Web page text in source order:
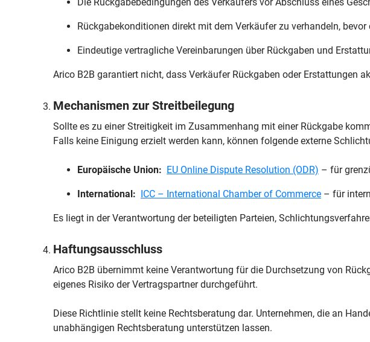
Rückgabekonditionen direkt mit dem Verkäufer zu verhandeln,
Eindeutige vertragliche Vereinbarungen über Rückgaben und
Arico B2B garantiert nicht, dass Verkäufer Rückgaben oder Erstattungen
Mechanismen zur Streitbeilegung
Sollte es zu einer Streitigkeit im Zusammenhang mit einer Rückgabe
Falls keine Einigung erzielt werden kann, können folgende externe
Europäische Union: EU Online Dispute Resolution (ODR) – für
International: ICC – International Chamber of Commerce – für
Es liegt in der Verantwortung der beteiligten Parteien,
Haftungsausschluss
Arico B2B übernimmt keine Verantwortung für die Durchsetzung von
eigenes Risiko der Vertragspartner durchgeführt.
Diese Richtlinie stellt keine Rechtsberatung dar. Unternehmen, die an
unabhängigen Rechtsberatung unterstützen lassen.